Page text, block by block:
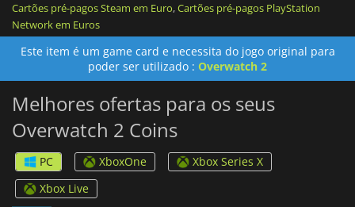
Cartões pré-pagos Steam em Euro,Cartões pré-pagos PlayStation
Network em Euros
Este item é um game card e necessita do jogo original para
poder ser utilizado : Overwatch 2
Melhores ofertas para os seus
Overwatch 2 Coins
PC XboxOne
Xbox Series X
Xbox Live